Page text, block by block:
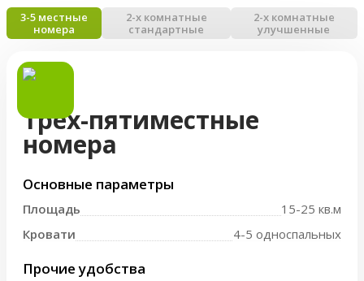
3-5 местные
номера
2-х комнатные
стандартные
2-х комнатные
улучшенные
Трёх-пятиместные
номера
Основные параметры
Площадь
15-25 кв.м
Кровати
4-5 односпальных
Прочие удобства